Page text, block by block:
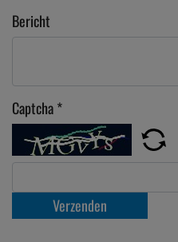
Bericht
Captcha*
Verzenden